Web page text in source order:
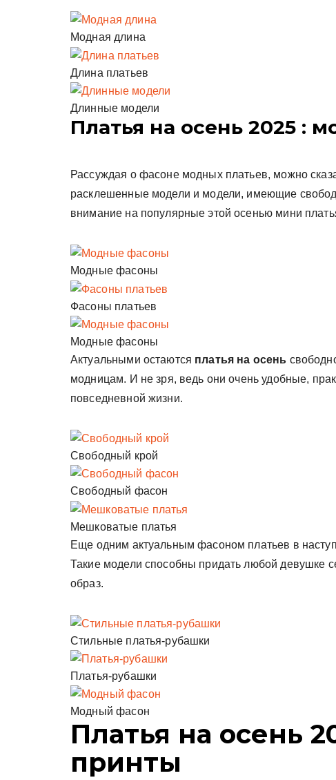
Модная длина
Длина платьев
Длинные модели
Платья на осень 2025 :
Рассуждая о фасоне модных платьев, можно
расклешенные модели и модели, имеющие
внимание на популярные этой осенью мини
Модные фасоны
Фасоны платьев
Модные фасоны
Актуальными остаются платья на осень
модницам. И не зря, ведь они очень удобные,
повседневной жизни.
Свободный крой
Свободный фасон
Мешковатые платья
Еще одним актуальным фасоном платьев в
Такие модели способны придать любой девушке
образ.
Стильные платья-рубашки
Платья-рубашки
Модный фасон
Платья на осень
принты